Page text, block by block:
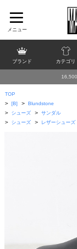
ブランド カテゴリ
TOP
> [B] > Blundstone
> シューズ > サンダル
> シューズ > レザーシューズ